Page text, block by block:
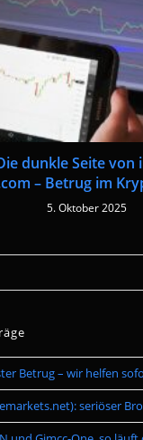
dunkle Seite von
– Betrug im
5. Oktober 2025
Betrug – wir helfen
seriöser